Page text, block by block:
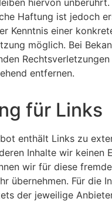
hiervon unberührt.
Haftung ist jedoch
Kenntnis einer
möglich. Bei
entfernen.
für Links
enthält Links zu
Inhalte wir keinen
wir für diese
übernehmen. Für die
der jeweilige